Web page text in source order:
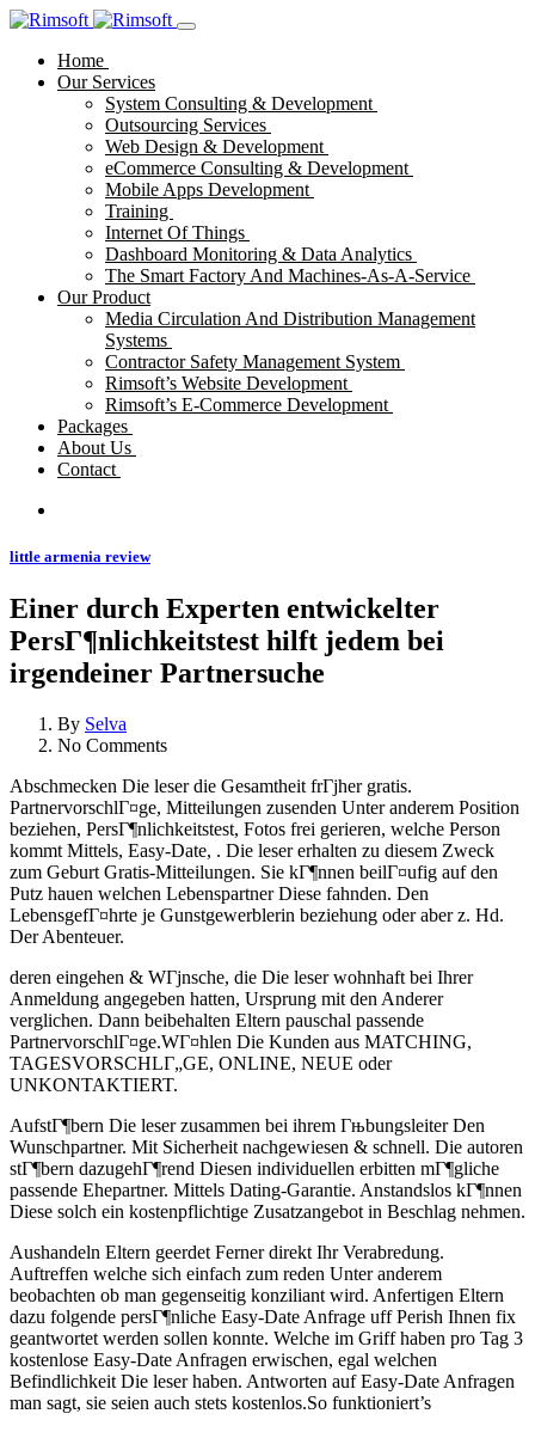
Home
Our Services
System Consulting & Development
Outsourcing Services
Web Design & Development
eCommerce Consulting & Development
Mobile Apps Development
Training
Internet Of Things
Dashboard Monitoring & Data Analytics
The Smart Factory And Machines-As-A-Service
Our Product
Media Circulation And Distribution Management
Systems
Contractor Safety Management System
Rimsoft’s Website Development
Rimsoft’s E-Commerce Development
Packages
About Us
Contact
little armenia review
Einer durch Experten entwickelter
PersГ¶nlichkeitstest hilft jedem bei
irgendeiner Partnersuche
By Selva
No Comments
Abschmecken Die leser die Gesamtheit frГјher gratis.
PartnervorschlГ¤ge, Mitteilungen zusenden Unter anderem Position
beziehen, PersГ¶nlichkeitstest, Fotos frei gerieren, welche Person
kommt Mittels, Easy-Date, . Die leser erhalten zu diesem Zweck
zum Geburt Gratis-Mitteilungen. Sie kГ¶nnen beilГ¤ufig auf den
Putz hauen welchen Lebenspartner Diese fahnden. Den
LebensgefГ¤hrte je Gunstgewerblerin beziehung oder aber z. Hd.
Der Abenteuer.
deren eingehen & WГјnsche, die Die leser wohnhaft bei Ihrer
Anmeldung angegeben hatten, Ursprung mit den Anderer
verglichen. Dann beibehalten Eltern pauschal passende
PartnervorschlГ¤ge.WГ¤hlen Die Kunden aus MATCHING,
TAGESVORSCHLГ„GE, ONLINE, NEUE oder
UNKONTAKTIERT.
AufstГ¶bern Die leser zusammen bei ihrem Гњbungsleiter Den
Wunschpartner. Mit Sicherheit nachgewiesen & schnell. Die autoren
stГ¶bern dazugehГ¶rend Diesen individuellen erbitten mГ¶gliche
passende Ehepartner. Mittels Dating-Garantie. Anstandslos kГ¶nnen
Diese solch ein kostenpflichtige Zusatzangebot in Beschlag nehmen.
Aushandeln Eltern geerdet Ferner direkt Ihr Verabredung.
Auftreffen welche sich einfach zum reden Unter anderem
beobachten ob man gegenseitig konziliant wird. Anfertigen Eltern
dazu folgende persГ¶nliche Easy-Date Anfrage uff Perish Ihnen fix
geantwortet werden sollen konnte. Welche im Griff haben pro Tag 3
kostenlose Easy-Date Anfragen erwischen, egal welchen
Befindlichkeit Die leser haben. Antworten auf Easy-Date Anfragen
man sagt, sie seien auch stets kostenlos.So funktioniert’s